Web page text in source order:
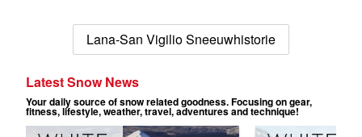
Lana-San Vigilio Sneeuwhistorie